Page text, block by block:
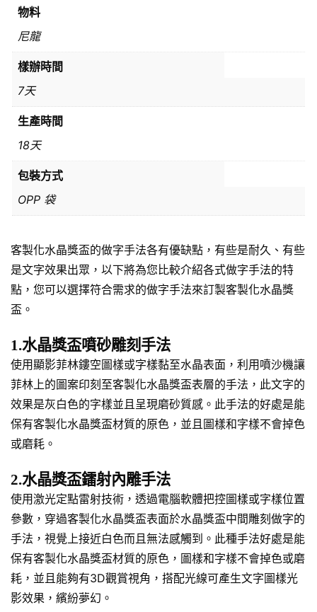
物料
尼龍
樣辦時間
7天
生產時間
18天
包裝方式
OPP 袋
客製化水晶獎盃的做字手法各有優缺點，有些是耐久、有些
是文字效果出眾，以下將為您比較介紹各式做字手法的特
點，您可以選擇符合需求的做字手法來訂製客製化水晶獎
盃。
1.水晶獎盃噴砂雕刻手法
使用顯影菲林鏤空圖樣或字樣黏至水晶表面，利用噴沙機讓
菲林上的圖案印刻至客製化水晶獎盃表層的手法，此文字的
效果是灰白色的字樣並且呈現磨砂質感。此手法的好處是能
保有客製化水晶獎盃材質的原色，並且圖樣和字樣不會掉色
或磨耗。
2.水晶獎盃鐳射內雕手法
使用激光定點雷射技術，透過電腦軟體把控圖樣或字樣位置
參數，穿過客製化水晶獎盃表面於水晶獎盃中間雕刻做字的
手法，視覺上接近白色而且無法感觸到。此種手法好處是能
保有客製化水晶獎盃材質的原色，圖樣和字樣不會掉色或磨
耗，並且能夠有3D觀賞視角，搭配光線可產生文字圖樣光
影效果，繽紛夢幻。